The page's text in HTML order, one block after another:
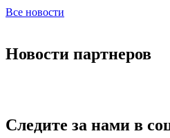
Все новости
Новости партнеров
Следите за нами в